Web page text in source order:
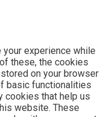
experience while
these, the cookies
on your browser
basic functionalities
cookies that help us
website. These